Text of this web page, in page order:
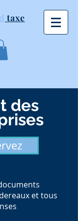
taxe
des
et tous